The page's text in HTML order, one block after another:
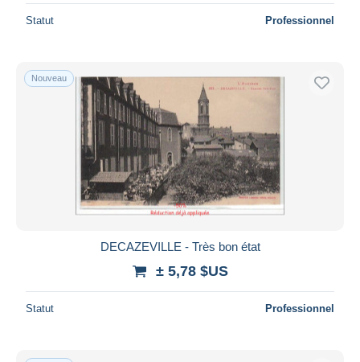
Statut Professionnel
Nouveau
DECAZEVILLE - Très bon état
± 5,78 $US
Statut Professionnel